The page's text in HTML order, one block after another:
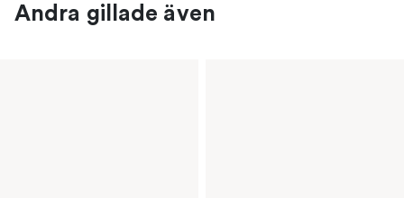
Andra gillade även